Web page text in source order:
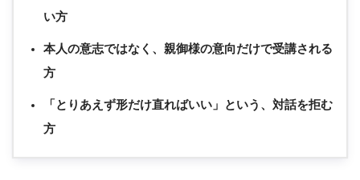
い方
本人の意志ではなく、親御様の意向だけで受講される
方
「とりあえず形だけ直ればいい」という、対話を拒む
方